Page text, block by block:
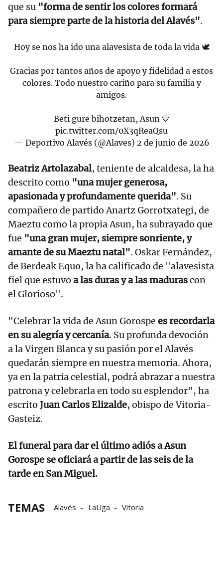
que su "forma de sentir los colores formará
para siempre parte de la historia del Alavés".
Hoy se nos ha ido una alavesista de toda la vida 🕊️
Gracias por tantos años de apoyo y fidelidad a estos
colores. Todo nuestro cariño para su familia y
amigos.
Beti gure bihotzetan, Asun 💙
pic.twitter.com/0X3qReaQsu
— Deportivo Alavés (@Alaves) 2 de junio de 2026
Beatriz Artolazabal, teniente de alcaldesa, la ha
descrito como "una mujer generosa,
apasionada y profundamente querida". Su
compañero de partido Anartz Gorrotxategi, de
Maeztu como la propia Asun, ha subrayado que
fue "una gran mujer, siempre sonriente, y
amante de su Maeztu natal". Oskar Fernández,
de Berdeak Equo, la ha calificado de "alavesista
fiel que estuvo a las duras y a las madurascon
el Glorioso".
"Celebrar la vida de Asun Gorospe es recordarla
en su alegría y cercanía. Su profunda devoción
a la Virgen Blanca y su pasión por el Alavés
quedarán siempre en nuestra memoria. Ahora,
ya en la patria celestial, podrá abrazar a nuestra
patrona y celebrarla en todo su esplendor", ha
escrito Juan Carlos Elizalde, obispo de Vitoria-
Gasteiz.
El funeral para dar el último adiós a Asun
Gorospe se oficiará a partir de las seis de la
tarde en San Miguel.
TEMAS Alavés LaLiga Vitoria